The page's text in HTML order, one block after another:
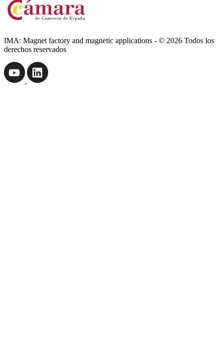
IMA: Magnet factory and magnetic applications - © 2026 Todos los
derechos reservados